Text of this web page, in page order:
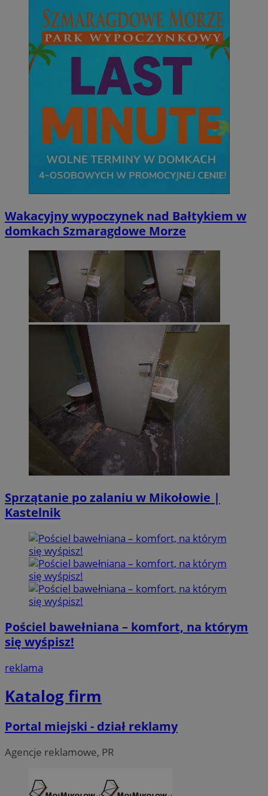
Wakacyjny wypoczynek nad Bałtykiem w
domkach Szmaragdowe Morze
Sprzątanie po zalaniu w Mikołowie |
Kastelnik
Pościel bawełniana – komfort, na którym
się wyśpisz!
reklama
Katalog firm
Portal miejski - dział reklamy
Agencje reklamowe, PR